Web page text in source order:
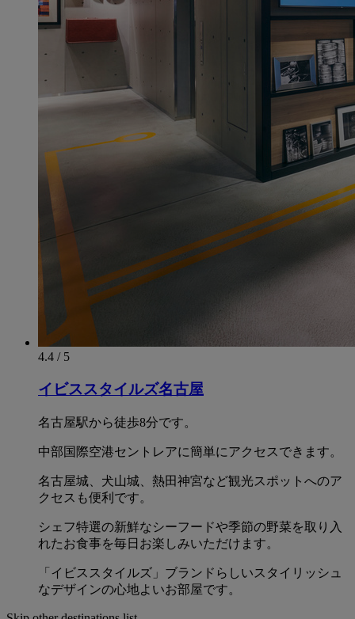
4.4 / 5
イビススタイルズ名古屋
名古屋駅から徒歩8分です。
中部国際空港セントレアに簡単にアクセスできます。
名古屋城、犬山城、熱田神宮など観光スポットへのア
クセスも便利です。
シェフ特選の新鮮なシーフードや季節の野菜を取り入
れたお食事を毎日お楽しみいただけます。
「イビススタイルズ」ブランドらしいスタイリッシュ
なデザインの心地よいお部屋です。